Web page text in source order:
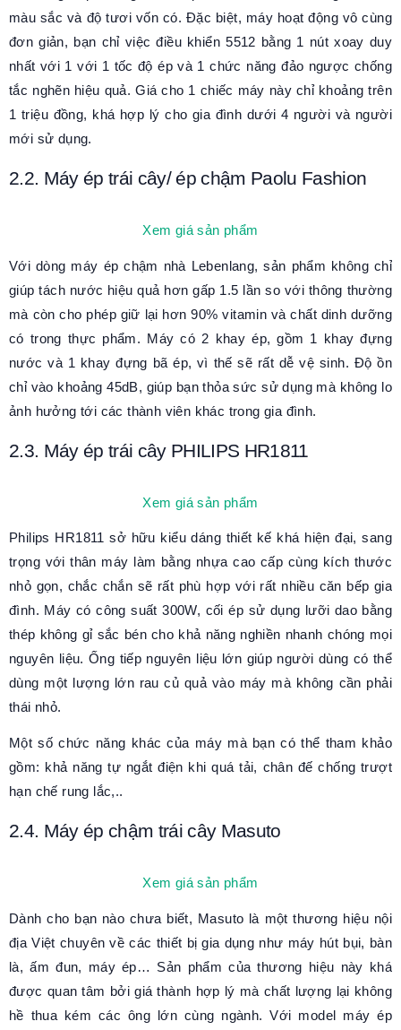
màu sắc và độ tươi vốn có. Đặc biệt, máy hoạt động vô cùng
đơn giản, bạn chỉ việc điều khiển 5512 bằng 1 nút xoay duy
nhất với 1 với 1 tốc độ ép và 1 chức năng đảo ngược chống
tắc nghẽn hiệu quả. Giá cho 1 chiếc máy này chỉ khoảng trên
1 triệu đồng, khá hợp lý cho gia đình dưới 4 người và người
mới sử dụng.
2.2. Máy ép trái cây/ ép chậm Paolu Fashion
Xem giá sản phẩm
Với dòng máy ép chậm nhà Lebenlang, sản phẩm không chỉ
giúp tách nước hiệu quả hơn gấp 1.5 lần so với thông thường
mà còn cho phép giữ lại hơn 90% vitamin và chất dinh dưỡng
có trong thực phẩm. Máy có 2 khay ép, gồm 1 khay đựng
nước và 1 khay đựng bã ép, vì thế sẽ rất dễ vệ sinh. Độ ồn
chỉ vào khoảng 45dB, giúp bạn thỏa sức sử dụng mà không lo
ảnh hưởng tới các thành viên khác trong gia đình.
2.3. Máy ép trái cây PHILIPS HR1811
Xem giá sản phẩm
Philips HR1811 sở hữu kiểu dáng thiết kế khá hiện đại, sang
trọng với thân máy làm bằng nhựa cao cấp cùng kích thước
nhỏ gọn, chắc chắn sẽ rất phù hợp với rất nhiều căn bếp gia
đình. Máy có công suất 300W, cối ép sử dụng lưỡi dao bằng
thép không gỉ sắc bén cho khả năng nghiền nhanh chóng mọi
nguyên liệu. Ống tiếp nguyên liệu lớn giúp người dùng có thể
dùng một lượng lớn rau củ quả vào máy mà không cần phải
thái nhỏ.
Một số chức năng khác của máy mà bạn có thể tham khảo
gồm: khả năng tự ngắt điện khi quá tải, chân đế chống trượt
hạn chế rung lắc,..
2.4. Máy ép chậm trái cây Masuto
Xem giá sản phẩm
Dành cho bạn nào chưa biết, Masuto là một thương hiệu nội
địa Việt chuyên về các thiết bị gia dụng như máy hút bụi, bàn
là, ấm đun, máy ép… Sản phẩm của thương hiệu này khá
được quan tâm bởi giá thành hợp lý mà chất lượng lại không
hề thua kém các ông lớn cùng ngành. Với model máy ép